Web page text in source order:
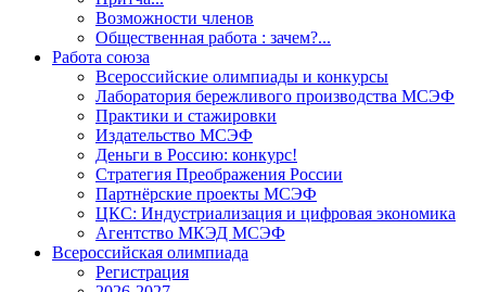
Возможности членов
Общественная работа : зачем?...
Работа союза
Всероссийские олимпиады и конкурсы
Лаборатория бережливого производства МСЭФ
Практики и стажировки
Издательство МСЭФ
Деньги в Россию: конкурс!
Стратегия Преображения России
Партнёрские проекты МСЭФ
ЦКС: Индустриализация и цифровая экономика
Агентство МКЭД МСЭФ
Всероссийская олимпиада
Регистрация